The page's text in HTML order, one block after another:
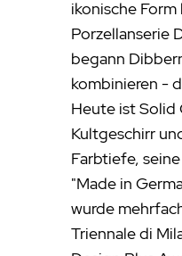
ikonische
Porzellanserie
begann
kombinieren -
Heute ist Solid
Kultgeschirr
Farbtiefe,
"Made in
wurde
Triennale di